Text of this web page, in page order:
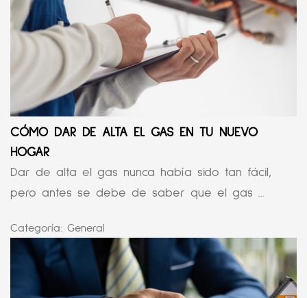
CÓMO DAR DE ALTA EL GAS EN TU NUEVO
HOGAR
Dar de alta el gas nunca había sido tan fácil,
pero antes se debe de saber que el gas ...
Categoría: General